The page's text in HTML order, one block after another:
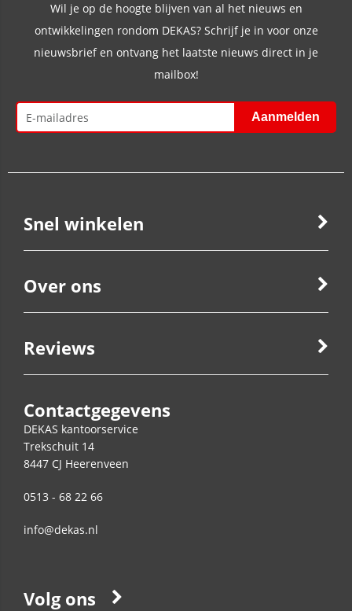
Wil je op de hoogte blijven van al het nieuws en
ontwikkelingen rondom DEKAS? Schrijf je in voor onze
nieuwsbrief en ontvang het laatste nieuws direct in je
mailbox!
Snel winkelen
Over ons
Reviews
Contactgegevens
DEKAS kantoorservice
Trekschuit 14
8447 CJ Heerenveen
0513 - 68 22 66
info@dekas.nl
Volg ons